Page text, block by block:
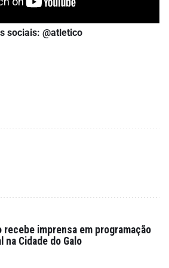
sociais: @atletico
imprensa em programação
na Cidade do Galo